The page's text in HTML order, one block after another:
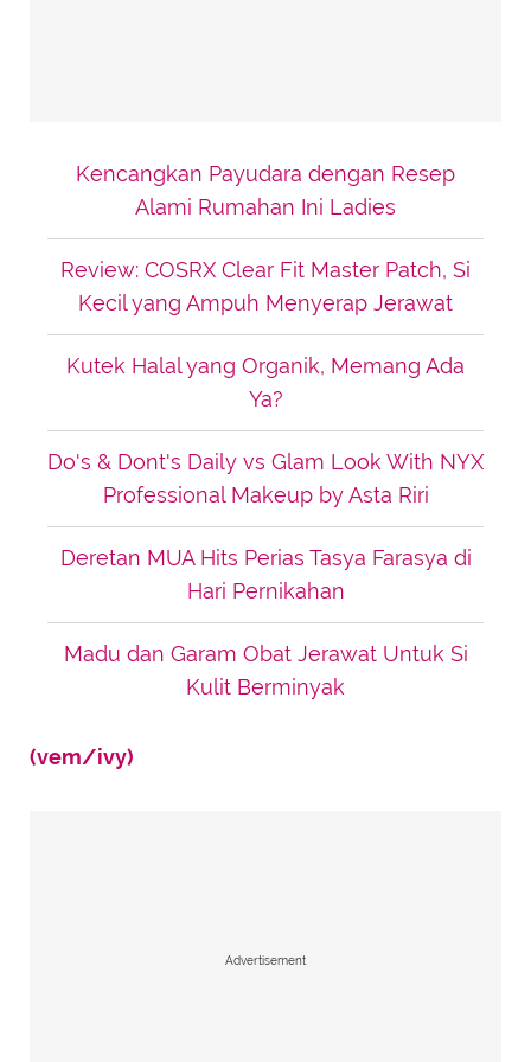
Kencangkan Payudara dengan Resep
Alami Rumahan Ini Ladies
Review: COSRX Clear Fit Master Patch, Si
Kecil yang Ampuh Menyerap Jerawat
Kutek Halal yang Organik, Memang Ada
Ya?
Do's & Dont's Daily vs Glam Look With NYX
Professional Makeup by Asta Riri
Deretan MUA Hits Perias Tasya Farasya di
Hari Pernikahan
Madu dan Garam Obat Jerawat Untuk Si
Kulit Berminyak
(vem/ivy)
Advertisement